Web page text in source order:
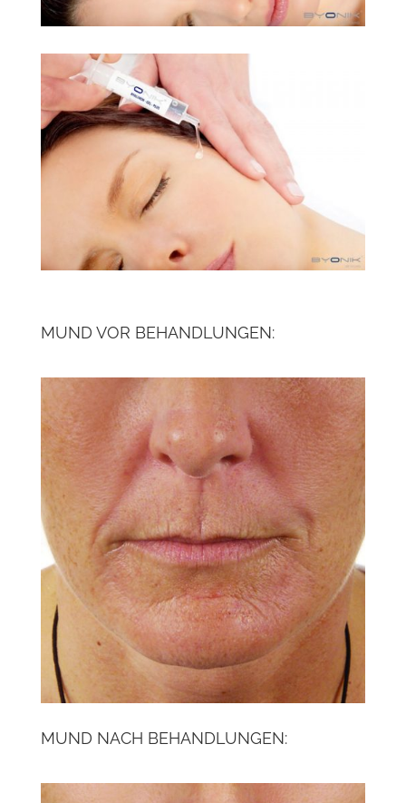
MUND VOR BEHANDLUNGEN:
MUND NACH BEHANDLUNGEN: